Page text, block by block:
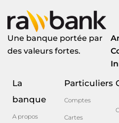
Une banque portée par
des valeurs fortes.
La
banque
A propos
Particuliers
Comptes
Cartes